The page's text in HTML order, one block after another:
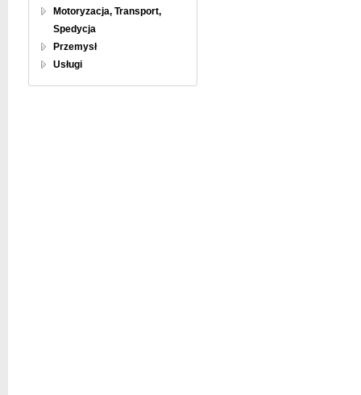
Motoryzacja, Transport,
Spedycja
Przemysł
Usługi